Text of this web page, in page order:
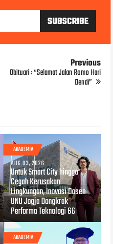
Previous
Obituari : “Selamat Jalan Romo Hari
Dendi”
AKADEMIA
AUG 03, 2026
Untuk Smart City hingga
Cegah Kerusakan
Lingkungan, Inovasi Dosen
UNU Jogja Dongkrak
Performa Teknologi 6G
AKADEMIA